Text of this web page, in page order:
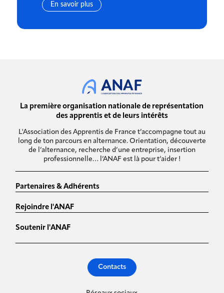
En savoir plus
La première organisation nationale de représentation
des apprentis et de leurs intérêts
L'Association des Apprentis de France t’accompagne tout au
long de ton parcours en alternance. Orientation, découverte
de l’alternance, recherche d’une entreprise, insertion
professionnelle… l’ANAF est là pour t’aider !
Partenaires & Adhérents
Rejoindre l'ANAF
Soutenir l'ANAF
Contacts